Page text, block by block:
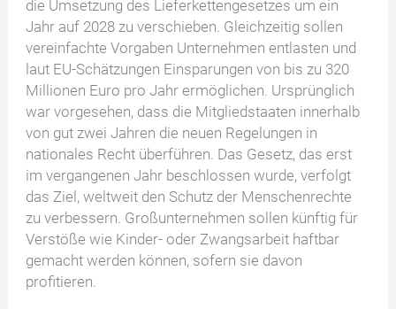
die Umsetzung des Lieferkettengesetzes um ein
Jahr auf 2028 zu verschieben. Gleichzeitig sollen
vereinfachte Vorgaben Unternehmen entlasten und
laut EU-Schätzungen Einsparungen von bis zu 320
Millionen Euro pro Jahr ermöglichen. Ursprünglich
war vorgesehen, dass die Mitgliedstaaten innerhalb
von gut zwei Jahren die neuen Regelungen in
nationales Recht überführen. Das Gesetz, das erst
im vergangenen Jahr beschlossen wurde, verfolgt
das Ziel, weltweit den Schutz der Menschenrechte
zu verbessern. Großunternehmen sollen künftig für
Verstöße wie Kinder- oder Zwangsarbeit haftbar
gemacht werden können, sofern sie davon
profitieren.